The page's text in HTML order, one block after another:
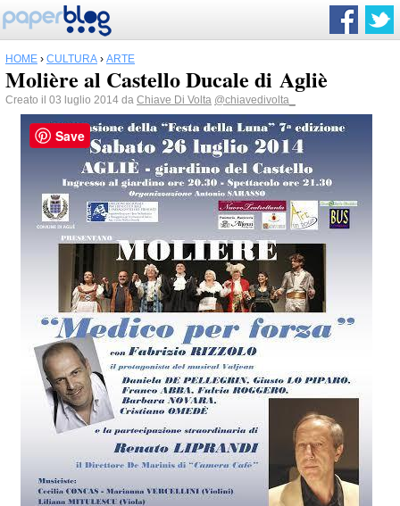
HOME › CULTURA › ARTE
Molière al Castello Ducale di Agliè
Creato il 03 luglio 2014 da Chiave Di Volta @chiavedivolta_
Save